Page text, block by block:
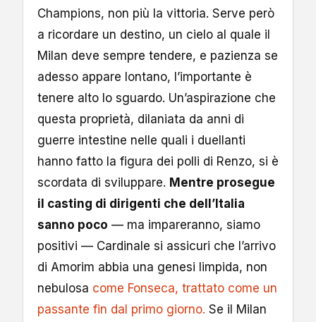
Champions, non più la vittoria. Serve però
a ricordare un destino, un cielo al quale il
Milan deve sempre tendere, e pazienza se
adesso appare lontano, l’importante è
tenere alto lo sguardo. Un’aspirazione che
questa proprietà, dilaniata da anni di
guerre intestine nelle quali i duellanti
hanno fatto la figura dei polli di Renzo, si è
scordata di sviluppare. Mentre prosegue
il casting di dirigenti che dell’Italia
sanno poco — ma impareranno, siamo
positivi — Cardinale si assicuri che l’arrivo
di Amorim abbia una genesi limpida, non
nebulosa come Fonseca, trattato come un
passante fin dal primo giorno. Se il Milan